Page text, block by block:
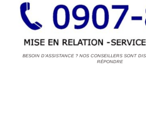
BESOIN D'ASSISTANCE ? NOS CONSEILLERS SONT
RÉPONDRE